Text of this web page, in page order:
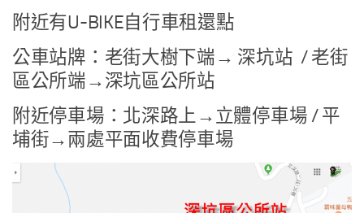
附近有U-BIKE自行車租還點
公車站牌：老街大樹下端→ 深坑站 / 老街
區公所端→深坑區公所站
附近停車場：北深路上→立體停車場 / 平
埔街→兩處平面收費停車場